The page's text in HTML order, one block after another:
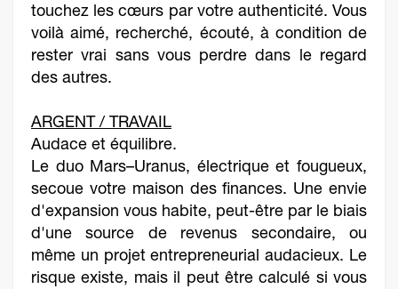
touchez les cœurs par votre authenticité. Vous
voilà aimé, recherché, écouté, à condition de
rester vrai sans vous perdre dans le regard
des autres.
ARGENT / TRAVAIL
Audace et équilibre.
Le duo Mars–Uranus, électrique et fougueux,
secoue votre maison des finances. Une envie
d'expansion vous habite, peut-être par le biais
d'une source de revenus secondaire, ou
même un projet entrepreneurial audacieux. Le
risque existe, mais il peut être calculé si vous